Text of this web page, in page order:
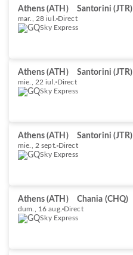
Athens (ATH) Santorini (JTR)
mar., 28 iul.
Direct
Sky Express
Athens (ATH) Santorini (JTR)
mie., 22 iul.
Direct
Sky Express
Athens (ATH) Santorini (JTR)
mie., 2 sept. Direct
Sky Express
Athens (ATH) Chania (CHQ)
dum., 16 aug. Direct
Sky Express